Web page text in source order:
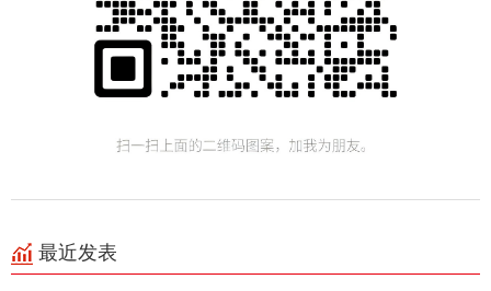
最近发表